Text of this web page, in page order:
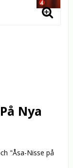
Nya
"Åsa-Nisse på